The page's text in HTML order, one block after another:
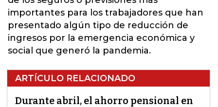
importantes para los trabajadores que han
presentado algún tipo de reducción de
ingresos por la emergencia económica y
social que generó la pandemia.
ARTÍCULO RELACIONADO
Durante abril, el ahorro pensional en